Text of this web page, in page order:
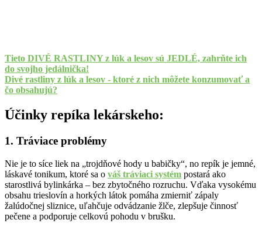
Tieto DIVÉ RASTLINY z lúk a lesov sú JEDLÉ, zahrňte ich
do svojho jedálnička!
Divé rastliny z lúk a lesov - ktoré z nich môžete konzumovať a
čo obsahujú?
Účinky repíka lekárskeho:
1. Tráviace problémy
Nie je to síce liek na „trojdňové hody u babičky“, no repík je jemné,
láskavé tonikum, ktoré sa o váš tráviaci systém postará ako
starostlivá bylinkárka – bez zbytočného rozruchu. Vďaka vysokému
obsahu trieslovín a horkých látok pomáha zmierniť zápaly
žalúdočnej sliznice, uľahčuje odvádzanie žlče, zlepšuje činnosť
pečene a podporuje celkovú pohodu v brušku.